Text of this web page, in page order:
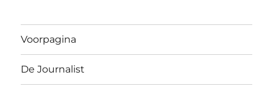
Voorpagina
De Journalist